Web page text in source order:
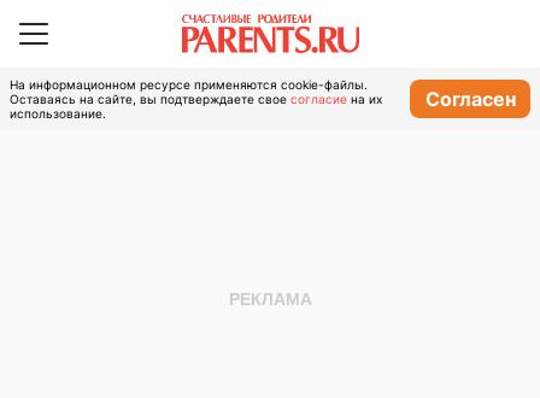
На информационном ресурсе применяются cookie-файлы.
Оставаясь на сайте, вы подтверждаете свое согласие на их
использование.
Согласен